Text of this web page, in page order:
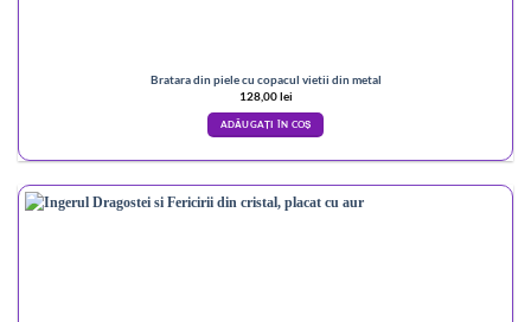
Bratara din piele cu copacul vietii din metal
128,00lei
ADĂUGAȚI ÎN COȘ